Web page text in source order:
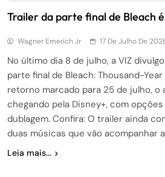
Trailer da parte final de Bleach
Wagner Emerich Jr 17 De Julho De
No último dia 8 de julho, a VIZ
parte final de Bleach: Thousand-Year
retorno marcado para 25 de julho, o
chegando pela Disney+, com
dublagem. Confira: O trailer ainda
duas músicas que vão acompanhar
Leia mais...